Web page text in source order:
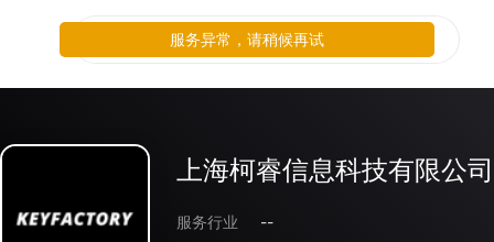
上海柯睿信息科技有限公司
服务行业
--
服务异常，请稍候再试